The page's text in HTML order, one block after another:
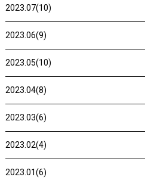
2023.07(10)
2023.06(9)
2023.05(10)
2023.04(8)
2023.03(6)
2023.02(4)
2023.01(6)